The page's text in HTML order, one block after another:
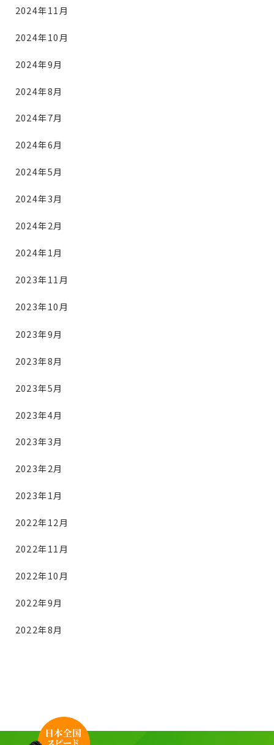
2024年11月
2024年10月
2024年9月
2024年8月
2024年7月
2024年6月
2024年5月
2024年3月
2024年2月
2024年1月
2023年11月
2023年10月
2023年9月
2023年8月
2023年5月
2023年4月
2023年3月
2023年2月
2023年1月
2022年12月
2022年11月
2022年10月
2022年9月
2022年8月